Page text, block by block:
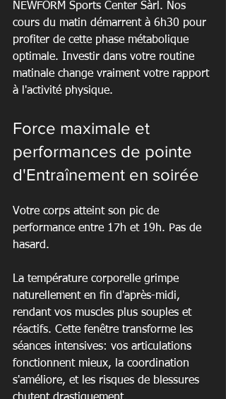
NEWFORM Sports Center Sàrl. Nos
cours du matin démarrent à 6h30 pour
profiter de cette phase métabolique
optimale. Investir dans votre routine
matinale change vraiment votre rapport
à l'activité physique.
Force maximale et
performances de pointe
d'Entraînement en soirée
Votre corps atteint son pic de
performance entre 17h et 19h. Pas de
hasard.
La température corporelle grimpe
naturellement en fin d'après-midi,
rendant vos muscles plus souples et
réactifs. Cette fenêtre transforme les
séances intensives: vos articulations
fonctionnent mieux, la coordination
s'améliore, et les risques de blessures